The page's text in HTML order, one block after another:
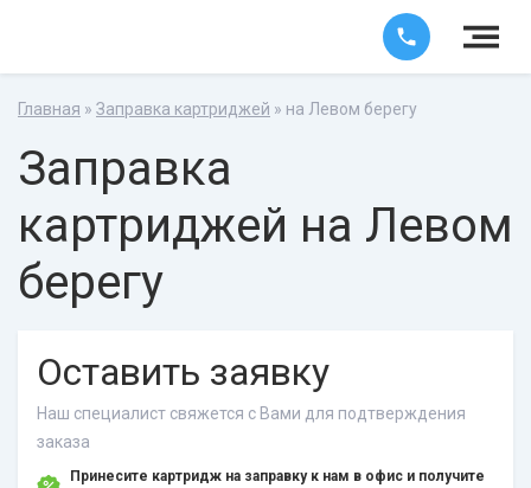
Главная » Заправка картриджей » на Левом берегу
Заправка
картриджей на Левом
берегу
Оставить заявку
Принесите картридж на заправку к нам в офис и получите
Наш специалист свяжется с Вами для подтверждения
заказа